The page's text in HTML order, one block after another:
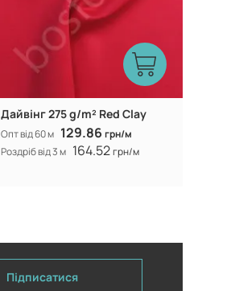
Дайвінг 275 g/m² Red Clay
Опт від 60 м 129.86 грн/м
Роздріб від 3 м 164.52грн/м
Підписатися